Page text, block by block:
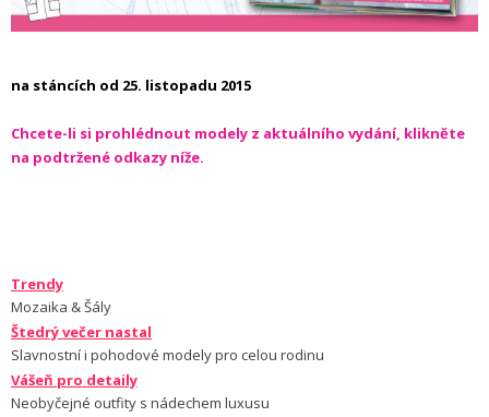
na stáncích od 25. listopadu 2015
Chcete-li si prohlédnout modely z aktuálního vydání, klikněte
na podtržené odkazy níže.
Trendy
Mozaika & Šály
Štedrý večer nastal
Slavnostní i pohodové modely pro celou rodinu
Vášeň pro detaily
Neobyčejné outfity s nádechem luxusu